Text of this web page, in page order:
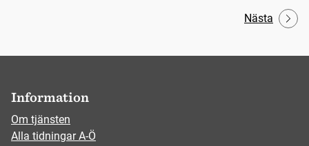
Nästa
Information
Om tjänsten
Alla tidningar A-Ö